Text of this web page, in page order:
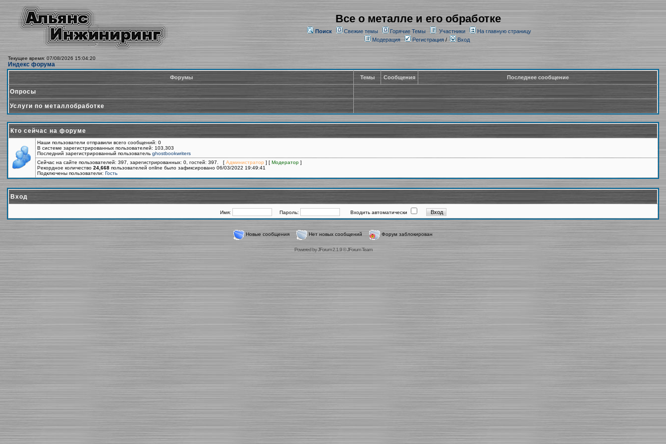
Все о металле и его обработке
Поиск Свежие темы Горячие Темы Участники
На главную страницу
Модерация
Регистрация/ Вход
Текущее время: 07/08/2026 15:04:20
Индекс форума
Форумы Темы Сообщения Последнее сообщение
Опросы
Услуги по металлобработке
Кто сейчас на форуме
Наши пользователи отправили всего сообщений: 0
В системе зарегистрированных пользователей: 103,303
Последний зарегистрированный пользователь ghostbookwriters
Сейчас на сайте пользователей: 397, зарегистрированных: 0, гостей: 397. [ Администратор ] [ Модератор ]
Рекордное количество 24,668 пользователей online было зафиксировано 06/03/2022 19:49:41
Подключены пользователи: Гость
Вход
Имя: Пароль: Входить автоматически
Новые сообщения Нет новых сообщений Форум заблокирован
Powered byJForum 2.1.9©JForum Team